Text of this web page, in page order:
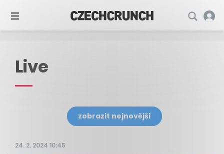
Live
zobrazit nejnovější
24. 2. 2024 10:45